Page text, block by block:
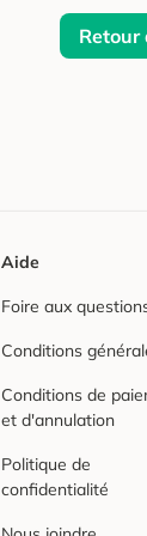
Retour
Aide
Foire aux
Conditions
Conditions de
et d'annulation
Politique de
confidentialité